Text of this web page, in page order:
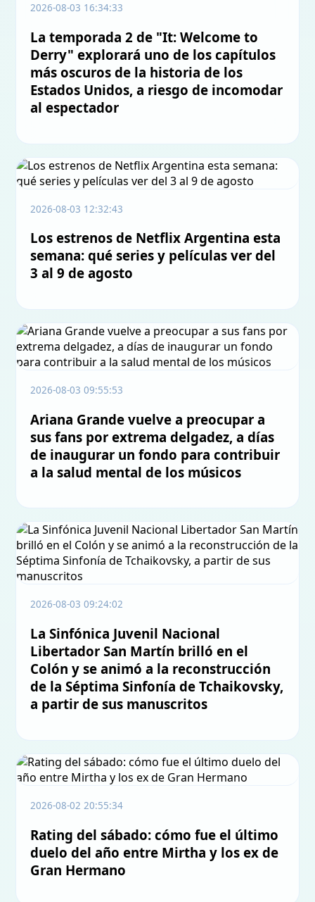
2026-08-03 16:34:33
La temporada 2 de "It: Welcome to
Derry" explorará uno de los capítulos
más oscuros de la historia de los
Estados Unidos, a riesgo de incomodar
al espectador
2026-08-03 12:32:43
Los estrenos de Netflix Argentina esta
semana: qué series y películas ver del
3 al 9 de agosto
2026-08-03 09:55:53
Ariana Grande vuelve a preocupar a
sus fans por extrema delgadez, a días
de inaugurar un fondo para contribuir
a la salud mental de los músicos
2026-08-03 09:24:02
La Sinfónica Juvenil Nacional
Libertador San Martín brilló en el
Colón y se animó a la reconstrucción
de la Séptima Sinfonía de Tchaikovsky,
a partir de sus manuscritos
2026-08-02 20:55:34
Rating del sábado: cómo fue el último
duelo del año entre Mirtha y los ex de
Gran Hermano